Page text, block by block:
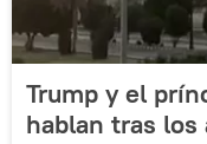
Trump y el
hablan tras los